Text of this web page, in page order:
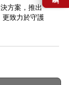
方案，推出
更致力於守護